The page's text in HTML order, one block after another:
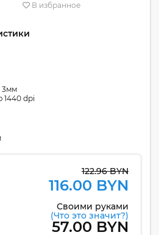
В избранное
3мм
1440 dpi
122.96 BYN
116.00 BYN
Своими руками
(Что это значит?)
57.00 BYN